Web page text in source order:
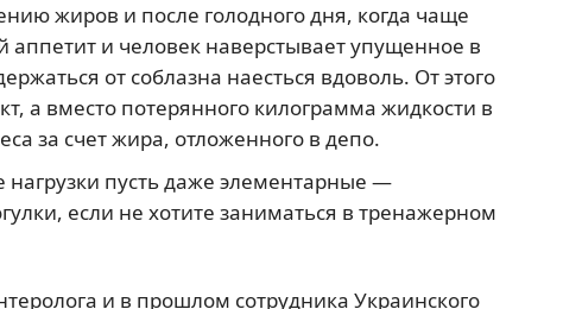
жиров и после голодного дня, когда чаще
аппетит и человек наверстывает упущенное в
от соблазна наесться вдоволь. От этого
а вместо потерянного килограмма жидкости в
за счет жира, отложенного в депо.
нагрузки пусть даже элементарные —
если не хотите заниматься в тренажерном
и в прошлом сотрудника Украинского